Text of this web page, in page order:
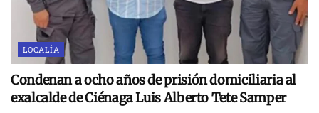
LOCALÍA
Condenan a ocho años de prisión domiciliaria al
exalcalde de Ciénaga Luis Alberto Tete Samper